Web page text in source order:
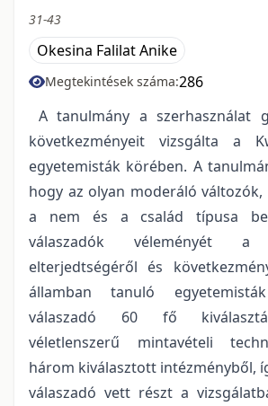
31-43
Okesina Falilat Anike
Megtekintések száma:286
A tanulmány a szerhasználat
következményeit vizsgálta a
egyetemisták körében. A
hogy az olyan moderáló
a nem és a család típusa
válaszadók véleményét a
elterjedtségéről és
államban tanuló
válaszadó 60 fő
véletlenszerű mintavételi
három kiválasztott intézményből,
válaszadó vett részt a